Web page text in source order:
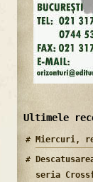
Ultimele
Miercuri,
seria